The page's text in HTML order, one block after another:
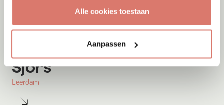
Alle cookies toestaan
Aanpassen
Sjors
Leerdam